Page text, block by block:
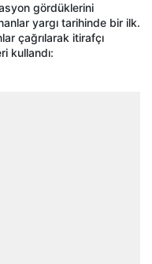
gördüklerini
yargı tarihinde bir ilk.
çağrılarak itirafçı
kullandı: